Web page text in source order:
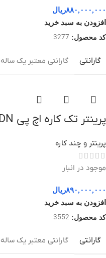
۸۸۰,۰۰۰,۰۰۰ریال
افزودن به سبد خرید
کد محصول: 3277
گارانتی گارانتی معتبر یک ساله
پرینتر تک کاره اچ پی M402-DN
پرینتر و چند کاره
موجود در انبار
۸۹۰,۰۰۰,۰۰۰ریال
افزودن به سبد خرید
کد محصول: 3552
گارانتی گارانتی معتبر یک ساله